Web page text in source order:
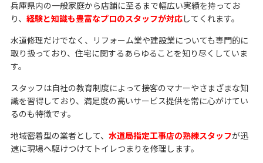
兵庫県内の一般家庭から店舗に至るまで幅広い実績を持ってお
り、 経験と知識も豊富なプロのスタッフが対応してくれます。
水道修理だけでなく、リフォーム業や建設業についても専門的に
取り扱っており、住宅に関するあらゆることを知り尽くしていま
す。
スタッフは自社の教育制度によって接客のマナーやさまざまな知
識を習得しており、満足度の高いサービス提供を常に心がけてい
るのも特徴です。
地域密着型の業者として、 水道局指定工事店の熟練スタッフが迅
速に現場へ駆けつけてトイレつまりを修理します。